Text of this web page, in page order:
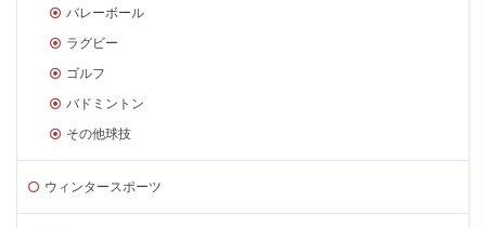
バレーボール
ラグビー
ゴルフ
バドミントン
その他球技
ウィンタースポーツ